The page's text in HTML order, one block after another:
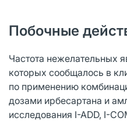
Побочные
Частота нежелательных
которых сообщалось в
по применению
дозами ирбесартана и
исследования I-ADD, I-